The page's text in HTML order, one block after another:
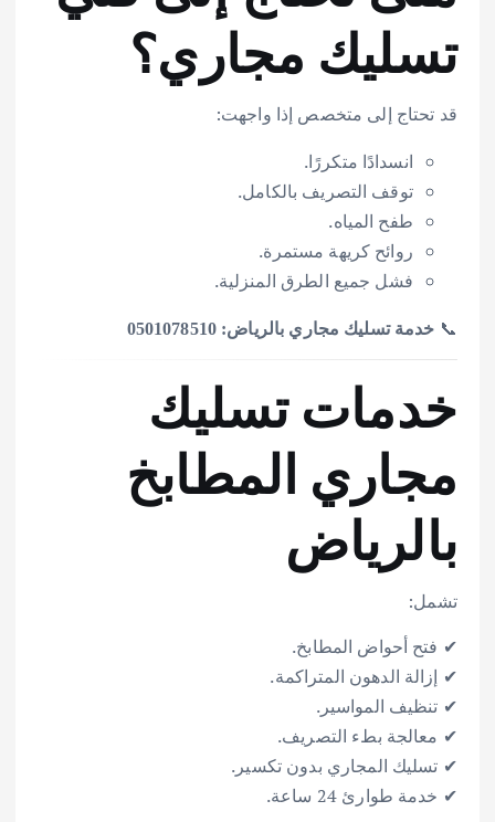
تسليك مجاري؟
قد تحتاج إلى متخصص إذا واجهت:
انسدادًا متكررًا.
توقف التصريف بالكامل.
طفح المياه.
روائح كريهة مستمرة.
فشل جميع الطرق المنزلية.
📞 خدمة تسليك مجاري بالرياض: 0501078510
خدمات تسليك
مجاري المطابخ
بالرياض
تشمل:
✔ فتح أحواض المطابخ.
✔ إزالة الدهون المتراكمة.
✔ تنظيف المواسير.
✔ معالجة بطء التصريف.
✔ تسليك المجاري بدون تكسير.
✔ خدمة طوارئ 24 ساعة.